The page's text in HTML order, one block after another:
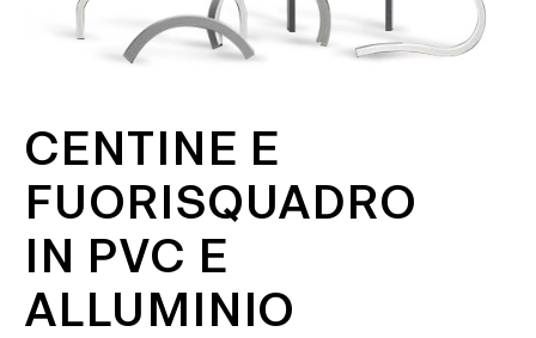
CENTINE E
FUORISQUADRO
IN PVC E
ALLUMINIO